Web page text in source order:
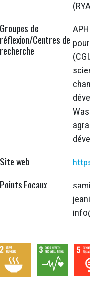
Groupes de
réflexion/Centres de
recherche
Site web
Points Focaux